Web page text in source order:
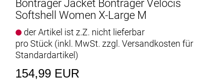
Die zusätzliche Reißverschlusstasche nimmt deine
Wertsachen auf jeder Art von Ausfahrt sicher auf.
- Materialtyp: Strick
- Fasergehalt: 73% Polyester, 11% Cocona 37.5
Polyester, 9% Polyurethan, 7% Elastan
Bontrager Jacket Bontrager Velocis
Softshell Women X-Large M
der Artikel ist z.Z. nicht lieferbar
pro Stück (inkl. MwSt. zzgl. Versandkosten für
Standardartikel)
154,99 EUR